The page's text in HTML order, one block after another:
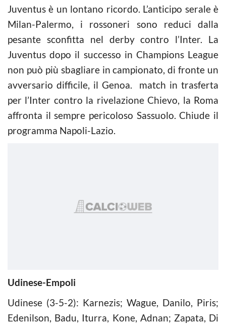
Juventus è un lontano ricordo. L’anticipo serale è
Milan-Palermo, i rossoneri sono reduci dalla
pesante sconfitta nel derby contro l’Inter. La
Juventus dopo il successo in Champions League
non può più sbagliare in campionato, di fronte un
avversario difficile, il Genoa. match in trasferta
per l’Inter contro la rivelazione Chievo, la Roma
affronta il sempre pericoloso Sassuolo. Chiude il
programma Napoli-Lazio.
Udinese-Empoli
Udinese (3-5-2): Karnezis; Wague, Danilo, Piris;
Edenilson, Badu, Iturra, Kone, Adnan; Zapata, Di